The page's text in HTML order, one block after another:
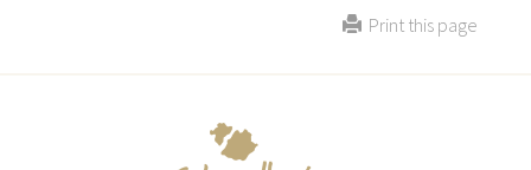
Print this page